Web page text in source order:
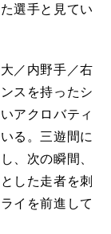
選手と見てい
／内野手／右
スを持ったシ
アクロバティ
る。三遊間に
、次の瞬間、
した走者を刺
イを前進して